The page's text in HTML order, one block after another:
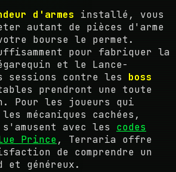
d'armes installé, vous
autant de pièces d'arme
bourse le permet.
pour fabriquer la
et le Lance-
sessions contre les boss
prendront une toute
Pour les joueurs qui
mécaniques cachées,
s'amusent avec les codes
Prince, Terraria offre
de comprendre un
et généreux.